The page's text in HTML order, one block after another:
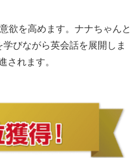
欲を高めます。ナナちゃんと
びながら英会話を展開しま
されます。